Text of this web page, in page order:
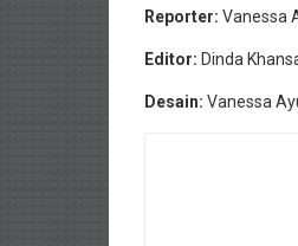
Reporter: Vanessa
Editor: Dinda
Desain: Vanessa